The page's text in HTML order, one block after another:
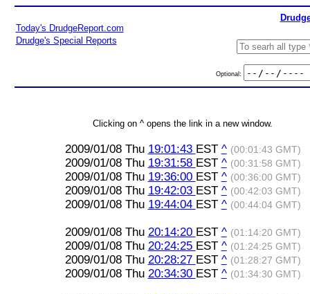
Today's DrudgeReport.com
Drudge's Special Reports
Optional:
Clicking on ^ opens the link in a new window.
2009/01/08 Thu 19:01:43 EST ^ (00:01:43 GMT)
2009/01/08 Thu 19:31:58 EST ^ (00:31:58 GMT)
2009/01/08 Thu 19:36:00 EST ^ (00:36:00 GMT)
2009/01/08 Thu 19:42:03 EST ^ (00:42:03 GMT)
2009/01/08 Thu 19:44:04 EST ^ (00:44:04 GMT)
2009/01/08 Thu 20:14:20 EST ^ (01:14:20 GMT)
2009/01/08 Thu 20:24:25 EST ^ (01:24:25 GMT)
2009/01/08 Thu 20:28:27 EST ^ (01:28:27 GMT)
2009/01/08 Thu 20:34:30 EST ^ (01:34:30 GMT)